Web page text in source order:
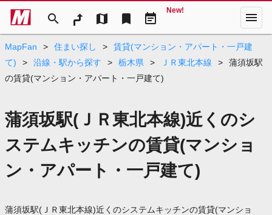
search map bookmark event_note
New! menu
MapFan > 住まい探し >
賃貸(マンション・アパート・一戸建
て)
> 沿線・駅から探す > 栃木県 > ＪＲ東北本線 >
蒲須坂駅
の賃貸(マンション・アパート・一戸建て)
蒲須坂駅(ＪＲ東北本線)近くのシ
ステムキッチンの賃貸(マンショ
ン・アパート・一戸建て)
蒲須坂駅(ＪＲ東北本線)近くのシステムキッチンの賃貸(マンショ